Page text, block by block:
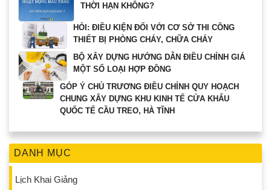
DANH MỤC
Lịch Khai Giảng
THỜI HẠN KHÔNG?
HỎI: ĐIỀU KIỆN ĐỐI VỚI CƠ SỞ THI CÔNG
THIẾT BỊ PHÒNG CHÁY, CHỮA CHÁY
BỘ XÂY DỰNG HƯỚNG DẪN ĐIỀU CHỈNH GIÁ
MỘT SỐ LOẠI HỢP ĐỒNG
GÓP Ý CHỦ TRƯƠNG ĐIỀU CHỈNH QUY HOẠCH
CHUNG XÂY DỰNG KHU KINH TẾ CỬA KHẨU
QUỐC TẾ CẦU TREO, HÀ TĨNH